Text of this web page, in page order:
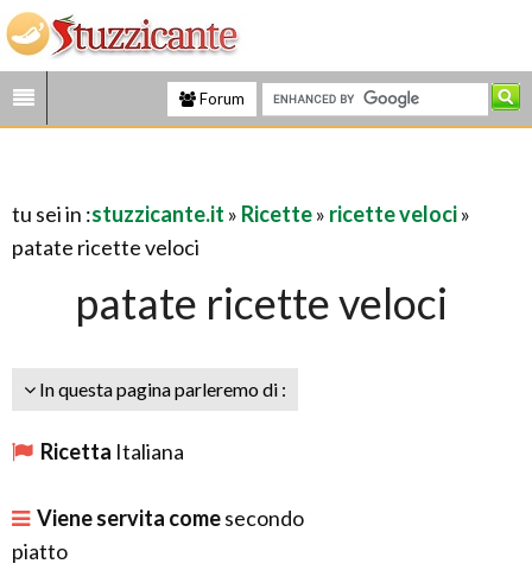
Forum
tu sei in :stuzzicante.it » Ricette» ricette veloci»
patate ricette veloci
patate ricette veloci
In questa pagina parleremo di :
Ricetta Italiana
Viene servita comesecondo
piatto